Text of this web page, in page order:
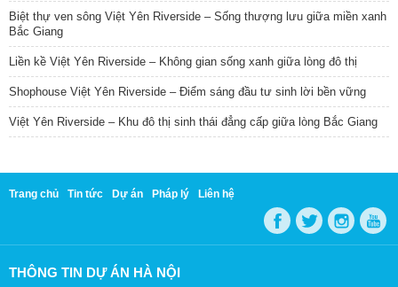
Biệt thự ven sông Việt Yên Riverside – Sống thượng lưu giữa miền xanh
Bắc Giang
Liền kề Việt Yên Riverside – Không gian sống xanh giữa lòng đô thị
Shophouse Việt Yên Riverside – Điểm sáng đầu tư sinh lời bền vững
Việt Yên Riverside – Khu đô thị sinh thái đẳng cấp giữa lòng Bắc Giang
Trang chủ Tin tức Dự án Pháp lý Liên hệ
THÔNG TIN DỰ ÁN HÀ NỘI